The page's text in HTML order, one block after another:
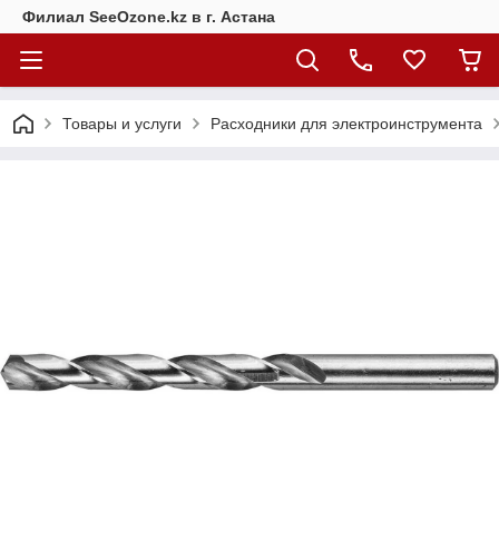
Филиал SeeOzone.kz в г. Астана
Товары и услуги Расходники для электроинструмента